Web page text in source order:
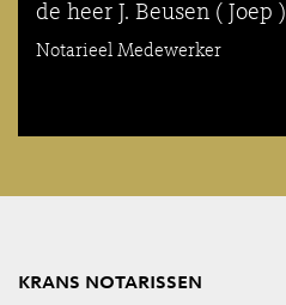
de heer J. Beusen ( Joep )
Notarieel Medewerker
krans notarissen